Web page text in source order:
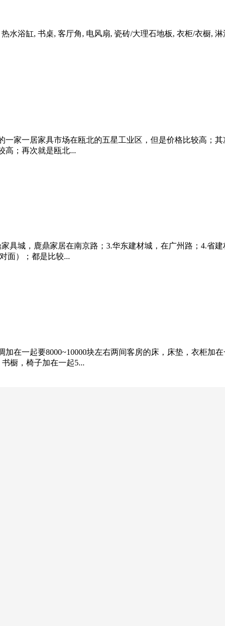
水浴缸, 书桌, 客厅角, 电风扇, 瓷砖/大理石地板, 衣柜/衣橱,
家一居家具市场在瓯北的五星工业区，但是价格比较高；
高；再次就是瓯北...
具城，鹿鼎家居在南京路；3.华东建材城，在广州路；4.省
面）；都是比较...
在一起要8000~10000块左右两间客房的床，床垫，衣柜加
橱，椅子加在一起5...